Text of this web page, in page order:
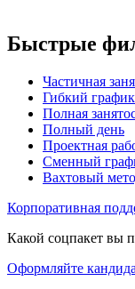
Быстрые
Частичная
Гибкий график
Полная
Полный день
Проектная
Сменный
Вахтовый
Корпоративная
Какой соцпакет вы
Оформляйте